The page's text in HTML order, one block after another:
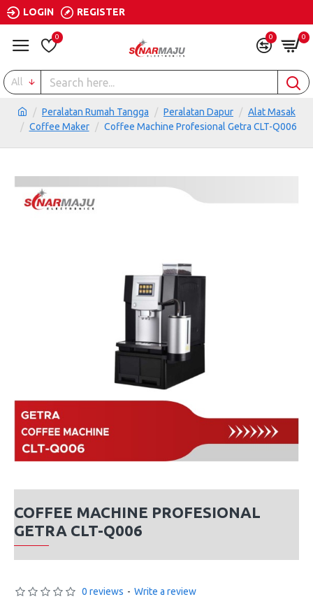
LOGIN REGISTER
0 0 0
All
Peralatan Rumah Tangga Peralatan Dapur
Alat Masak
Coffee Maker
Coffee Machine Profesional Getra CLT-Q006
COFFEE MACHINE PROFESIONAL
GETRA CLT-Q006
0 reviews - Write a review